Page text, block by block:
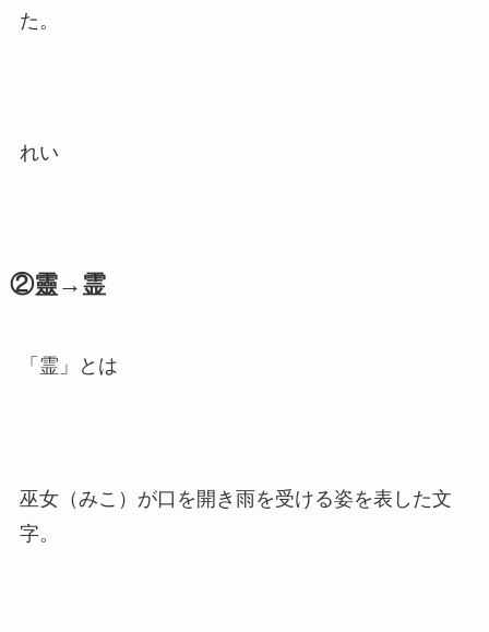
た。
れい
②靈→霊
「霊」とは
巫女（みこ）が口を開き雨を受ける姿を表した文
字。